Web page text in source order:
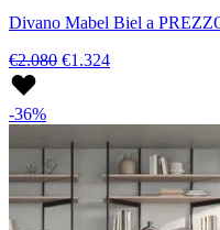
Divano Mabel Biel a
€2.080 €1.324
-36%